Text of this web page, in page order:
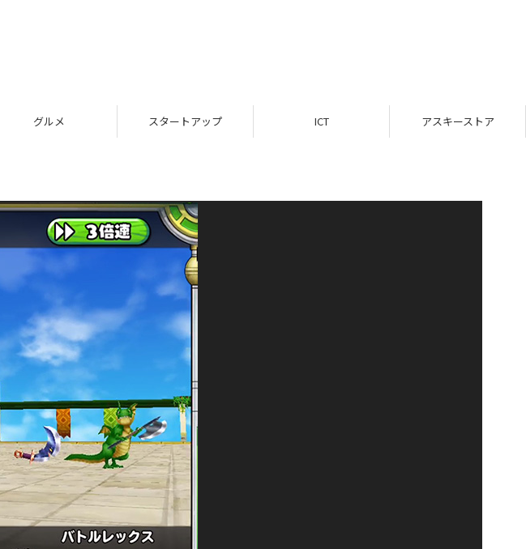
グルメ スタートアップ ICT アスキーストア